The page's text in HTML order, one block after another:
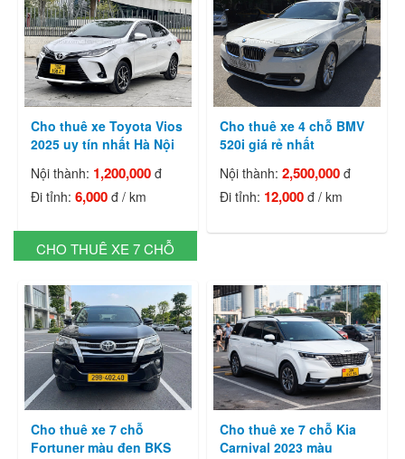
Cho thuê xe Toyota Vios
2025 uy tín nhất Hà Nội
Nội thành: 1,200,000 đ
Đi tỉnh:6,000 đ / km
Cho thuê xe 4 chỗ BMV
520i giá rẻ nhất
Nội thành:2,500,000 đ
Đi tỉnh: 12,000 đ / km
CHO THUÊ XE 7 CHỖ
Cho thuê xe 7 chỗ
Fortuner màu đen BKS
Cho thuê xe 7 chỗ Kia
Carnival 2023 màu